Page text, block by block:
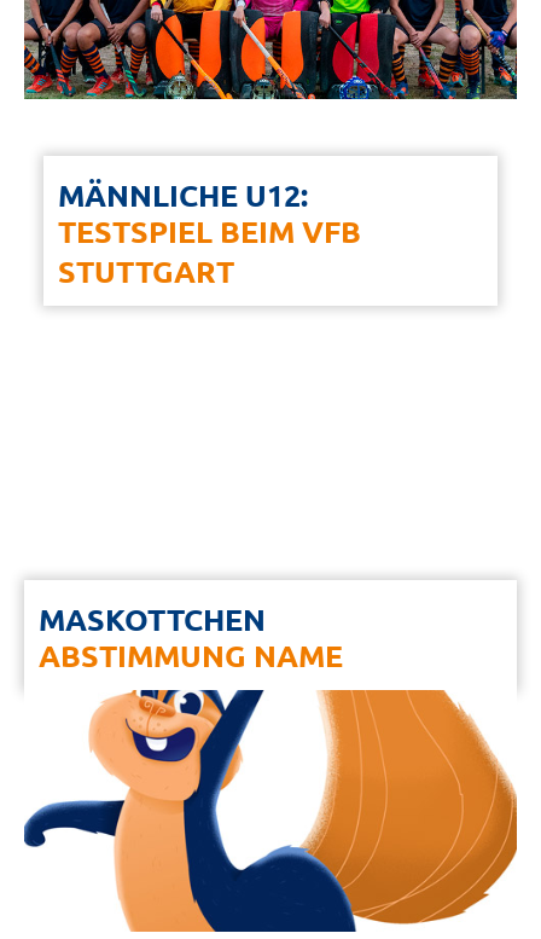
MÄNNLICHE U12:
TESTSPIEL BEIM VFB
STUTTGART
MASKOTTCHEN
ABSTIMMUNG NAME